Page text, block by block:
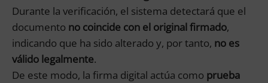
Durante la verificación, el sistema detectará que el
documento no coincide con el original firmado,
indicando que ha sido alterado y, por tanto, no es
válido legalmente.
De este modo, la firma digital actúa como prueba